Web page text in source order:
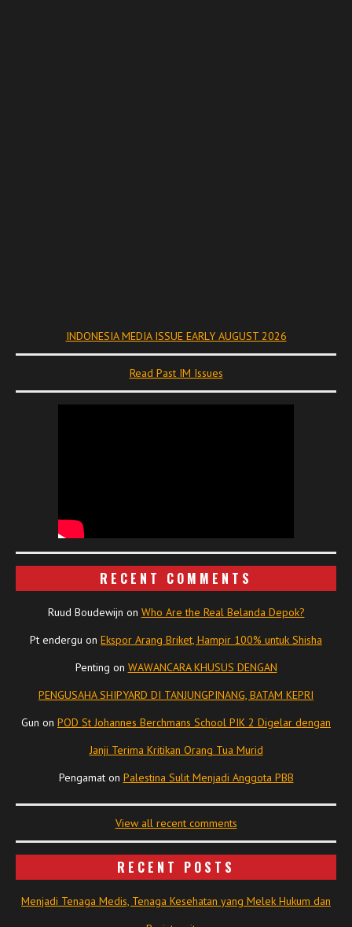
INDONESIA MEDIA ISSUE EARLY AUGUST 2026
Read Past IM Issues
RECENT COMMENTS
Ruud Boudewijn on Who Are the Real Belanda Depok?
Pt endergu on Ekspor Arang Briket, Hampir 100% untuk Shisha
Penting on WAWANCARA KHUSUS DENGAN
PENGUSAHA SHIPYARD DI TANJUNGPINANG, BATAM KEPRI
Gun on POD St Johannes Berchmans School PIK 2 Digelar dengan
Janji Terima Kritikan Orang Tua Murid
Pengamaton Palestina Sulit Menjadi Anggota PBB
View all recent comments
RECENT POSTS
Menjadi Tenaga Medis, Tenaga Kesehatan yang Melek Hukum dan